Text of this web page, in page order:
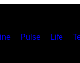
Pulse Life